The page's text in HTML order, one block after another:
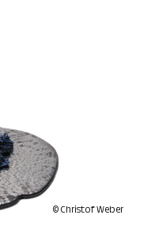
© Christof Weber